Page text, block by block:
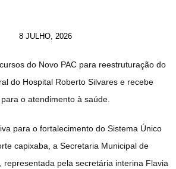
8 JULHO, 2026
do Novo PAC para reestruturação do
do Hospital Roberto Silvares e recebe
o atendimento à saúde.
para o fortalecimento do Sistema Único
capixaba, a Secretaria Municipal de
representada pela secretária interina Flavia